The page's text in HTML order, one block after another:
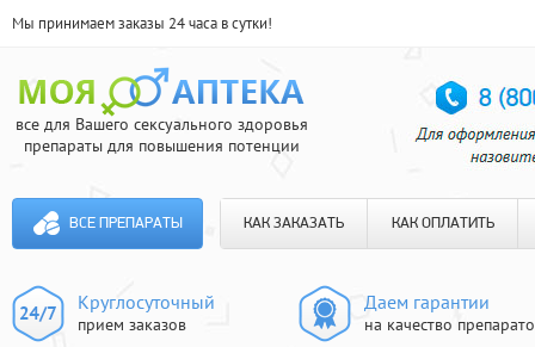
Мы принимаем заказы 24 часа в сутки!
все для Вашего сексуального здоровья
препараты для повышения потенции
ВСЕ ПРЕПАРАТЫ КАК ЗАКАЗАТЬ КАК ОПЛАТИТЬ
Круглосуточный
прием заказов
Даем гарантии
на качество